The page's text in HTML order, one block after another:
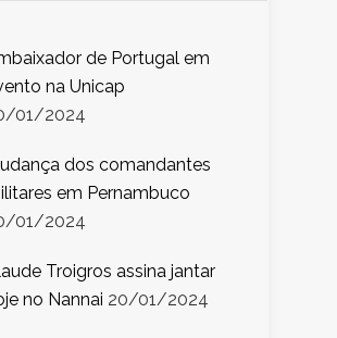
de Portugal em
na Unicap
01/2024
dos comandantes
em Pernambuco
01/2024
Troigros assina jantar
no Nannai 20/01/2024